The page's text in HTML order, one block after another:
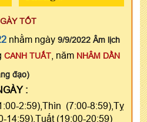
TỐT
nhằm ngày 9/9/2022 Âm lịch
CANH TUẤT , năm NHÂM DẦN
đạo)
:
2:59),Thìn (7:00-8:59),Tỵ
14:59),Tuất (19:00-20:59)